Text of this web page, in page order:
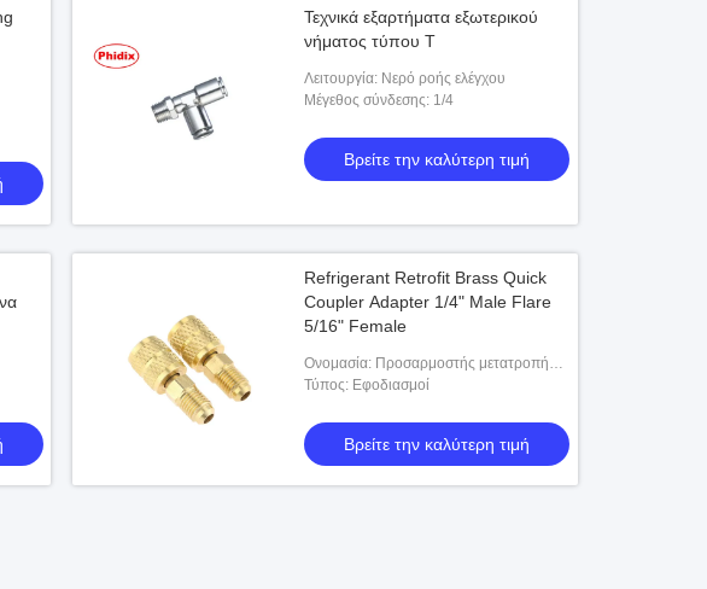
Τεχνικά εξαρτήματα εξωτερικού
νήματος τύπου Τ
Λειτουργία: Νερό ροής ελέγχου
Μέγεθος σύνδεσης: 1/4
Βρείτε την καλύτερη τιμή
Refrigerant Retrofit Brass Quick
Coupler Adapter 1/4" Male Flare
5/16" Female
Ονομασία: Προσαρμοστής μετατροπής
ψυκτικού
Τύπος: Εφοδιασμοί
Βρείτε την καλύτερη τιμή